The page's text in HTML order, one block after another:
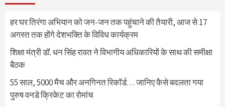
हर घर तिरंगा अभियान को जन-जन तक पहुंचाने की तैयारी, आज से 17
अगस्त तक होंगे देशभक्ति के विविध कार्यक्रम
शिक्षा मंत्री डॉ. धन सिंह रावत ने विभागीय अधिकारियों के साथ की समीक्षा
बैठक
55 साल, 5000 मैच और अनगिनत रिकॉर्ड… जानिए कैसे बदलता गया
पुरुष वनडे क्रिकेट का रोमांच